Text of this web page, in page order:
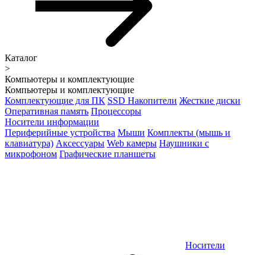
Каталог
>
Компьютеры и комплектующие
Компьютеры и комплектующие
Комплектующие для ПК SSD Накопители Жесткие диски
Оперативная память Процессоры
Носители информации
Периферийные устройства Мыши Комплекты (мышь и
клавиатура) Аксессуары Web камеры Наушники с
микрофоном Графические планшеты
Носители